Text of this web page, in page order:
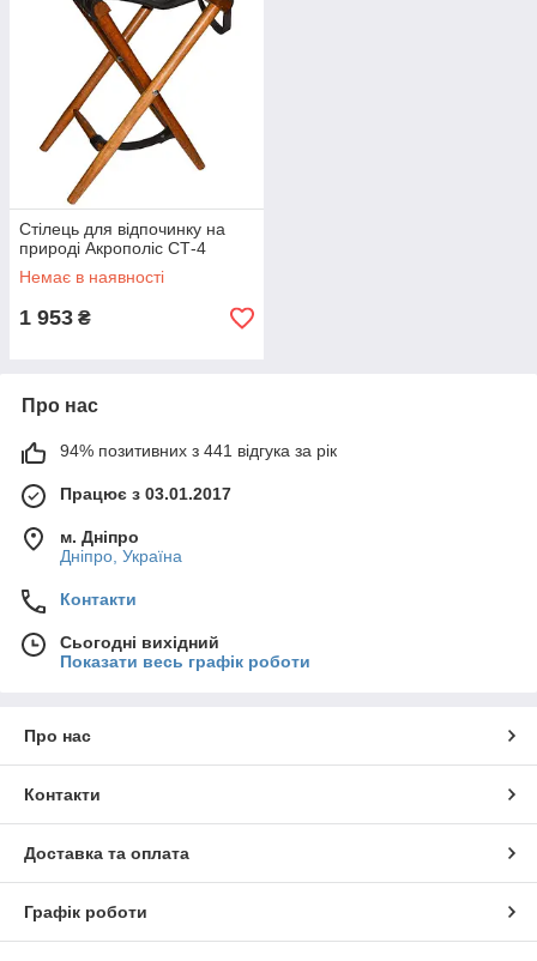
Стілець для відпочинку на
природі Акрополіс СТ-4
Немає в наявності
1 953 ₴
Про нас
94% позитивних з 441 відгука за рік
Працює з 03.01.2017
м. Дніпро
Дніпро, Україна
Контакти
Сьогодні вихідний
Показати весь графік роботи
Про нас
Контакти
Доставка та оплата
Графік роботи